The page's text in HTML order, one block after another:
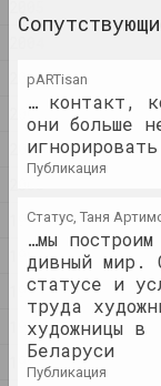
2003
2002
2001
1999
1998
1997
1996
1995
pARTisan
… контакт,
они больше
игнорировать
публикация
Статус, Таня
…мы построим
дивный мир.
статусе и
труда
художницы в
Беларуси
публикация